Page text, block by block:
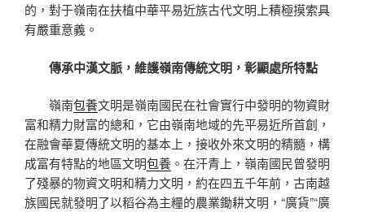
的，對于嶺南在扶植中華平易近族古代文明上積極摸索具
有嚴重意義。
傳承中漢文脈，維護嶺南傳統文明，彰顯處所特點
嶺南包養文明是嶺南國民在社會實行中發明的物資財
富和精力財富的總和，它由嶺南地域的先平易近所首創，
在融會華夏傳統文明的基本上，接收外來文明的精髓，構
成富有特點的地區文明包養 。在汗青上，嶺南國民曾發明
了殘暴的物資文明和精力文明，約在四五千年前，古南越
族國民就發明了以稻谷為主糧的農業鋤耕文明，“廣貨”“廣